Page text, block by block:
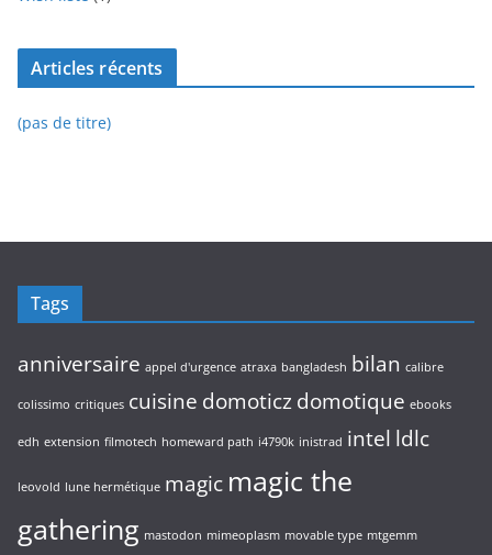
Articles récents
(pas de titre)
Tags
anniversaire appel d'urgence atraxa bangladesh bilan calibre
colissimo critiques cuisine domoticzdomotique ebooks
edh extension filmotech homeward path i4790k inistrad intel ldlc
leovold lune hermétique magic magic the
gathering mastodon mimeoplasm movable type mtgemm